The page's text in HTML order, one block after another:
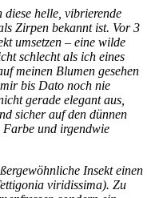
helle, vibrierende
Zirpen bekannt ist. Vor 3
umsetzen – eine wilde
schlecht als ich eines
meinen Blumen gesehen
bis Dato noch nie
gerade elegant aus,
sicher auf den dünnen
Farbe und irgendwie
Insekt einen
viridissima). Zu